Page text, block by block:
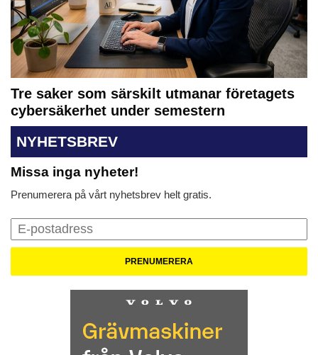
Tre saker som särskilt utmanar företagets
cybersäkerhet under semestern
NYHETSBREV
Missa inga nyheter!
Prenumerera på vårt nyhetsbrev helt gratis.